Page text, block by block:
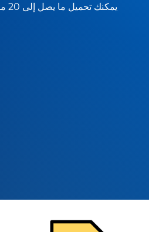
يمكنك تحميل ما يصل إلى 20 مقطع فيديو في وقت واحد.